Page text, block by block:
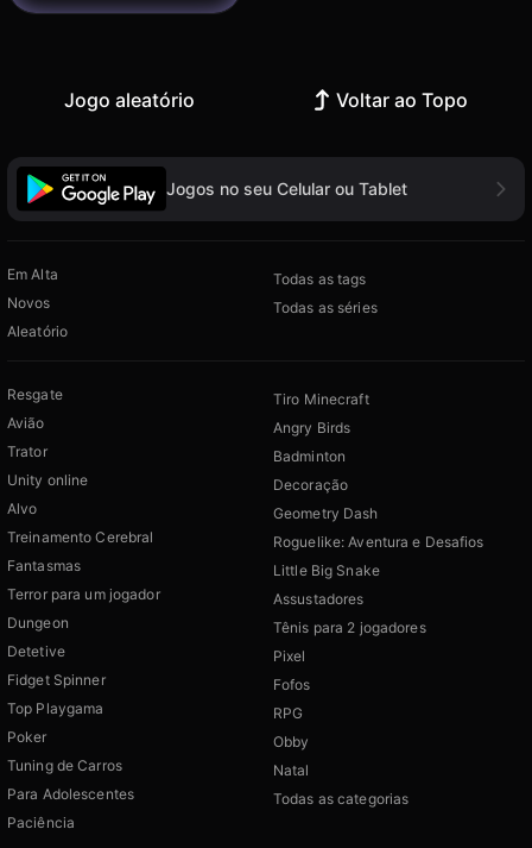
Jogo aleatório Voltar ao Topo
Jogos no seu Celular ou Tablet
Em Alta
Novos
Aleatório
Todas as tags
Todas as séries
Resgate
Avião
Trator
Unity online
Alvo
Treinamento Cerebral
Fantasmas
Terror para um jogador
Dungeon
Detetive
Fidget Spinner
Top Playgama
Poker
Tuning de Carros
Para Adolescentes
Paciência
Tiro Minecraft
Angry Birds
Badminton
Decoração
Geometry Dash
Roguelike: Aventura e Desafios
Little Big Snake
Assustadores
Tênis para 2 jogadores
Pixel
Fofos
RPG
Obby
Natal
Todas as categorias